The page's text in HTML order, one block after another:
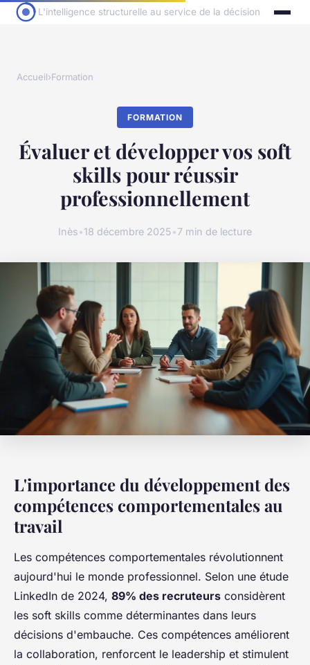
L'intelligence structurelle au service de la décision
Accueil›Formation
FORMATION
Évaluer et développer vos soft
skills pour réussir
professionnellement
Inès•18 décembre 2025•7 min de lecture
L'importance du développement des
compétences comportementales au
travail
Les compétences comportementales révolutionnent
aujourd'hui le monde professionnel. Selon une étude
LinkedIn de 2024, 89% des recruteurs considèrent
les soft skills comme déterminantes dans leurs
décisions d'embauche. Ces compétences améliorent
la collaboration, renforcent le leadership et stimulent